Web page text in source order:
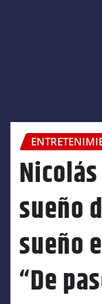
sueño
sueño
“De